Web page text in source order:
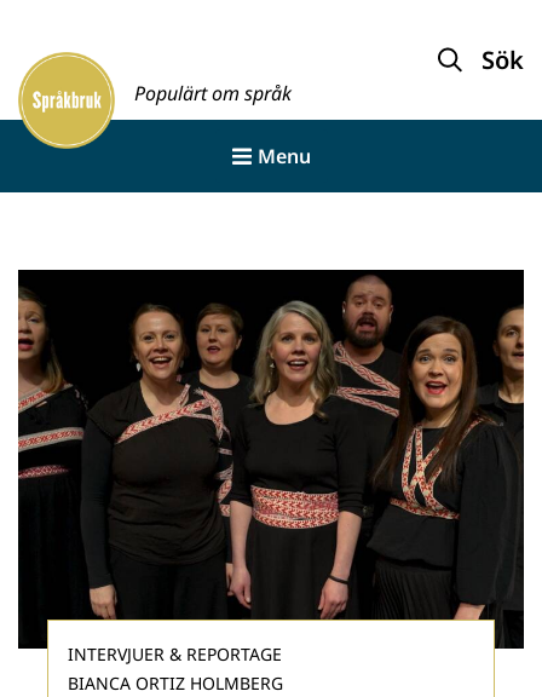
innehållet
Populärt om språk
Sök
Menu
INTERVJUER & REPORTAGE
BIANCA ORTIZ HOLMBERG